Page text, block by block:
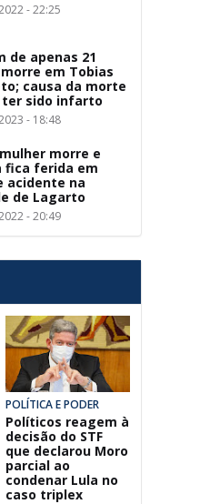
- 22:25
de apenas 21
em Tobias
causa da morte
ter sido infarto
- 18:48
morre e
fica ferida em
acidente na
de Lagarto
- 20:49
POLÍTICA E PODER
Políticos reagem à
decisão do STF
que declarou Moro
parcial ao
condenar Lula no
caso triplex